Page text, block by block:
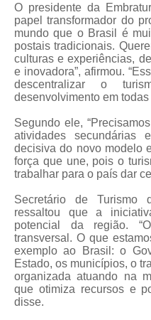
O presidente da
papel transformador do
mundo que o Brasil é
postais tradicionais.
culturas e experiências,
e inovadora”, afirmou.
descentralizar o
desenvolvimento em
Segundo ele,
atividades secundárias
decisiva do novo modelo
força que une, pois o
trabalhar para o país dar
Secretário de Turismo
ressaltou que a
potencial da região.
transversal. O que
exemplo ao Brasil: o
Estado, os municípios, o
organizada atuando na
que otimiza recursos e
disse.